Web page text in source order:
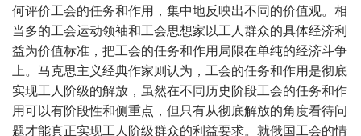
何评价工会的任务和作用，集中地反映出不同的价值观。相
当多的工会运动领袖和工会思想家以工人群众的具体经济利
益为价值标准，把工会的任务和作用局限在单纯的经济斗争
上。马克思主义经典作家则认为，工会的任务和作用是彻底
实现工人阶级的解放，虽然在不同历史阶段工会的任务和作
用可以有阶段性和侧重点，但只有从彻底解放的角度看待问
题才能真正实现工人阶级群众的利益要求。就俄国工会的情